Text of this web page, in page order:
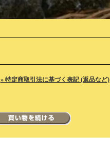
» 特定商取引法に基づく表記 (返品など)